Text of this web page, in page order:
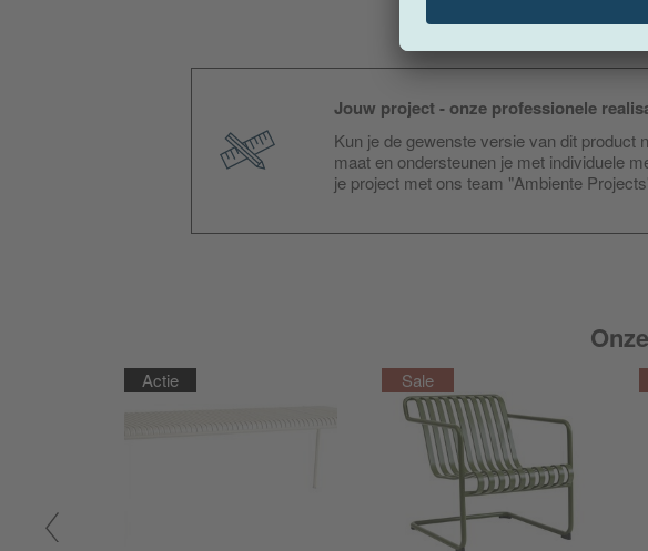
Jouw project - onze professionele
Kun je de gewenste versie van dit product
maat en ondersteunen je met individuele
je project met ons team "Ambiente
Actie